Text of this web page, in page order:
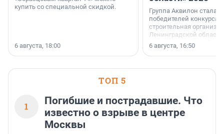
купить со специальной скидкой.
6 августа, 18:00
Группа Аквилон стала
победителей конкурса
строительная
Ленинградской области
номинации «Самый
застройщик
6 августа, 16:50
ТОП 5
1
Погибшие и пострадавшие. Что
известно о взрыве в центре
Москвы